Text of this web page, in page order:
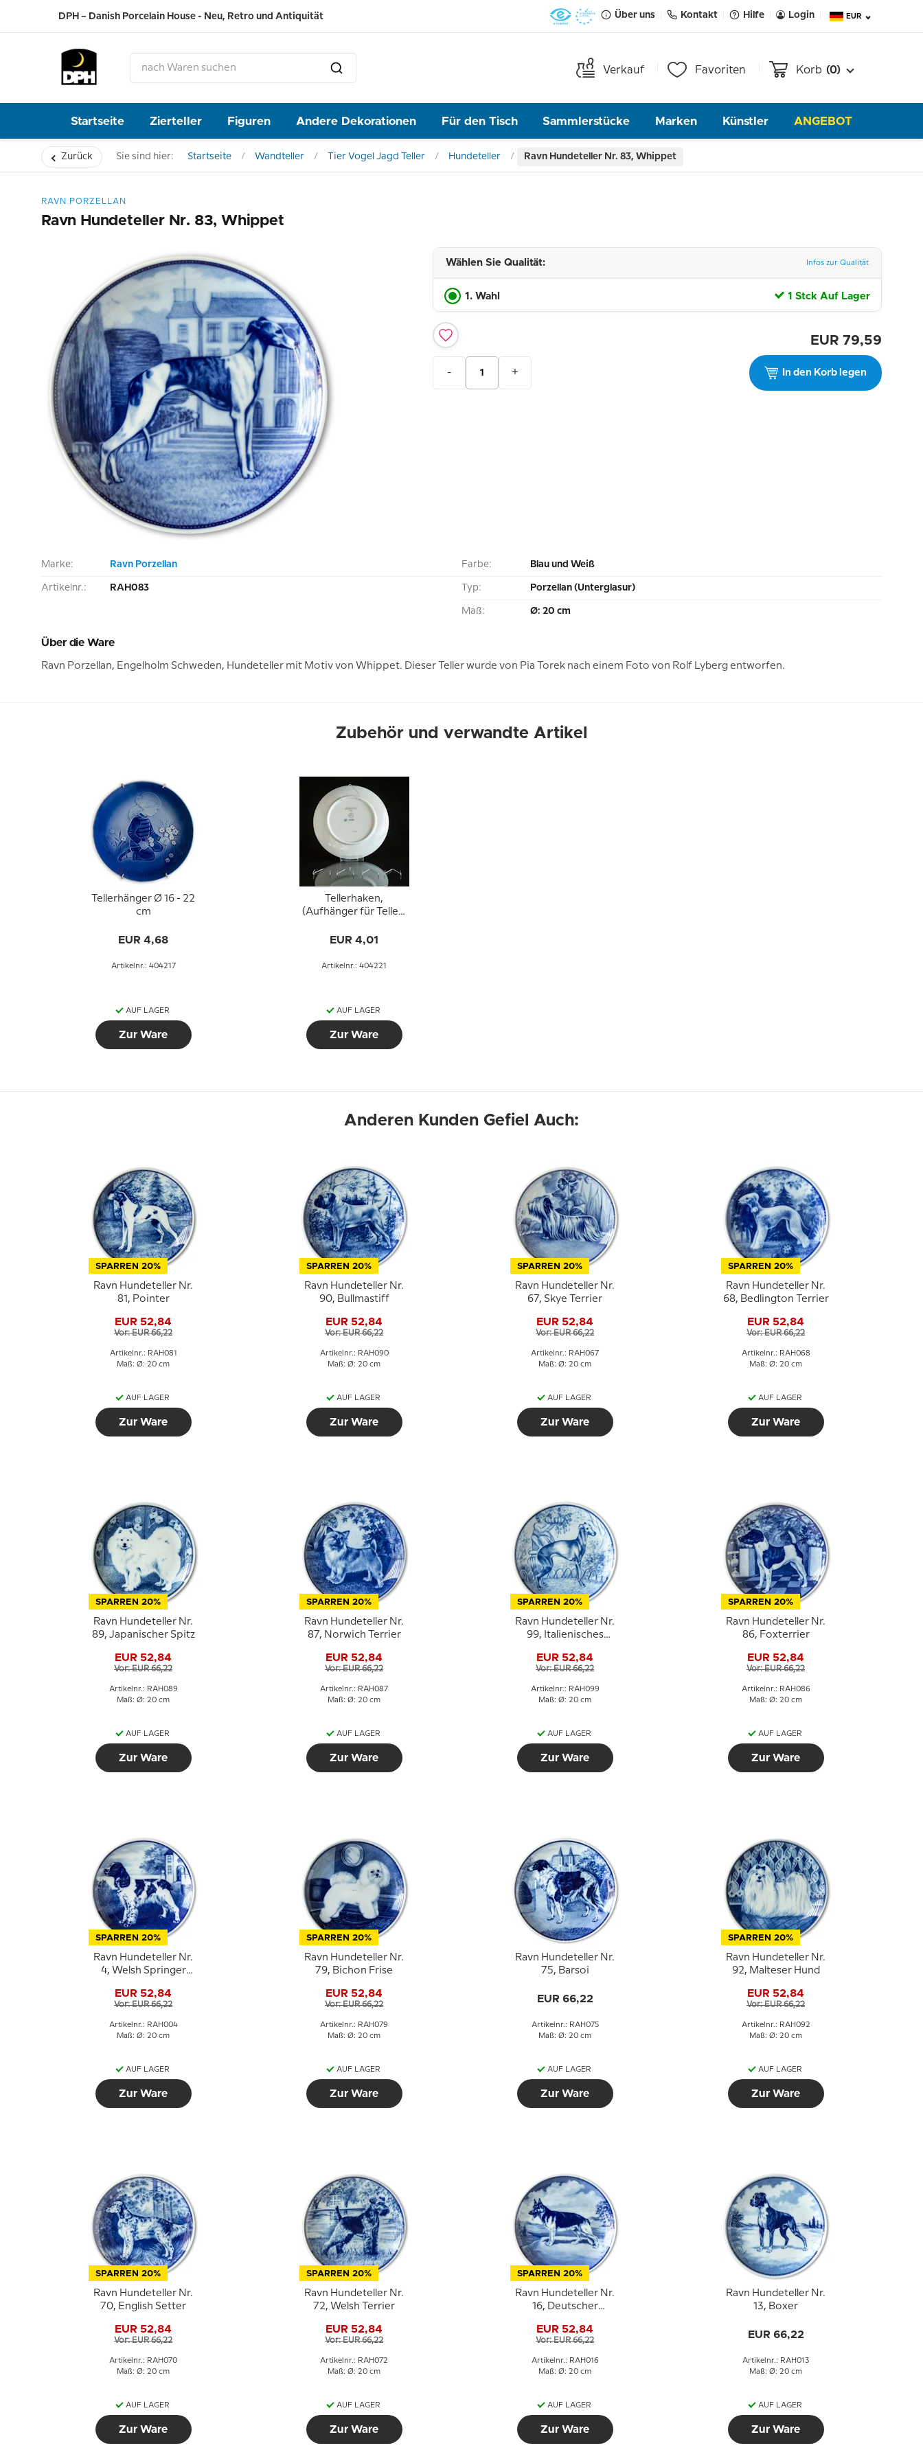
DPH – Danish Porcelain House - Neu, Retro und Antiquität Über uns Kontakt Hilfe Login EUR
Verkauf Favoriten Korb (0)
Startseite Zierteller Figuren Andere Dekorationen Für den Tisch Sammlerstücke Marken Künstler ANGEBOT
Zurück Sie sind hier: Startseite Wandteller Tier Vogel Jagd Teller Hundeteller Ravn Hundeteller Nr. 83, Whippet
RAVN PORZELLAN
Ravn Hundeteller Nr. 83, Whippet
Wählen Sie Qualität: Infos zur Qualität
1. Wahl 1 Stck Auf Lager
EUR 79,59
- + In den Korb legen
Marke: Ravn Porzellan
Artikelnr.: RAH083
Farbe: Blau und Weiß
Typ: Porzellan (Unterglasur)
Maß: Ø: 20 cm
Über die Ware
Ravn Porzellan, Engelholm Schweden, Hundeteller mit Motiv von Whippet. Dieser Teller wurde von Pia Torek nach einem Foto von Rolf Lyberg entworfen.
Zubehör und verwandte Artikel
Tellerhänger Ø 16 - 22
cm
EUR 4,68
Artikelnr.: 404217
AUF LAGER
Zur Ware
Tellerhaken,
(Aufhänger für Teller)
EUR 4,01
Artikelnr.: 404221
AUF LAGER
Zur Ware
Anderen Kunden Gefiel Auch:
SPARREN 20%
Ravn Hundeteller Nr.
81, Pointer
EUR 52,84
Vor: EUR 66,22
Artikelnr.: RAH081
Maß: Ø: 20 cm
AUF LAGER
Zur Ware
SPARREN 20%
Ravn Hundeteller Nr.
90, Bullmastiff
EUR 52,84
Vor: EUR 66,22
Artikelnr.: RAH090
Maß: Ø: 20 cm
AUF LAGER
Zur Ware
SPARREN 20%
Ravn Hundeteller Nr.
67, Skye Terrier
EUR 52,84
Vor: EUR 66,22
Artikelnr.: RAH067
Maß: Ø: 20 cm
AUF LAGER
Zur Ware
SPARREN 20%
Ravn Hundeteller Nr.
68, Bedlington Terrier
EUR 52,84
Vor: EUR 66,22
Artikelnr.: RAH068
Maß: Ø: 20 cm
AUF LAGER
Zur Ware
SPARREN 20%
Ravn Hundeteller Nr.
89, Japanischer Spitz
EUR 52,84
Vor: EUR 66,22
Artikelnr.: RAH089
Maß: Ø: 20 cm
AUF LAGER
Zur Ware
SPARREN 20%
Ravn Hundeteller Nr.
87, Norwich Terrier
EUR 52,84
Vor: EUR 66,22
Artikelnr.: RAH087
Maß: Ø: 20 cm
AUF LAGER
Zur Ware
SPARREN 20%
Ravn Hundeteller Nr.
99, Italienisches
EUR 52,84
Vor: EUR 66,22
Artikelnr.: RAH099
Maß: Ø: 20 cm
AUF LAGER
Zur Ware
SPARREN 20%
Ravn Hundeteller Nr.
86, Foxterrier
EUR 52,84
Vor: EUR 66,22
Artikelnr.: RAH086
Maß: Ø: 20 cm
AUF LAGER
Zur Ware
SPARREN 20%
Ravn Hundeteller Nr.
4, Welsh Springer
EUR 52,84
Vor: EUR 66,22
Artikelnr.: RAH004
Maß: Ø: 20 cm
AUF LAGER
Zur Ware
SPARREN 20%
Ravn Hundeteller Nr.
79, Bichon Frise
EUR 52,84
Vor: EUR 66,22
Artikelnr.: RAH079
Maß: Ø: 20 cm
AUF LAGER
Zur Ware
Ravn Hundeteller Nr.
75, Barsoi
EUR 66,22
Artikelnr.: RAH075
Maß: Ø: 20 cm
AUF LAGER
Zur Ware
SPARREN 20%
Ravn Hundeteller Nr.
92, Malteser Hund
EUR 52,84
Vor: EUR 66,22
Artikelnr.: RAH092
Maß: Ø: 20 cm
AUF LAGER
Zur Ware
SPARREN 20%
Ravn Hundeteller Nr.
70, English Setter
EUR 52,84
Vor: EUR 66,22
Artikelnr.: RAH070
Maß: Ø: 20 cm
AUF LAGER
Zur Ware
SPARREN 20%
Ravn Hundeteller Nr.
72, Welsh Terrier
EUR 52,84
Vor: EUR 66,22
Artikelnr.: RAH072
Maß: Ø: 20 cm
AUF LAGER
Zur Ware
SPARREN 20%
Ravn Hundeteller Nr.
16, Deutscher
EUR 52,84
Vor: EUR 66,22
Artikelnr.: RAH016
Maß: Ø: 20 cm
AUF LAGER
Zur Ware
Ravn Hundeteller Nr.
13, Boxer
EUR 66,22
Artikelnr.: RAH013
Maß: Ø: 20 cm
AUF LAGER
Zur Ware